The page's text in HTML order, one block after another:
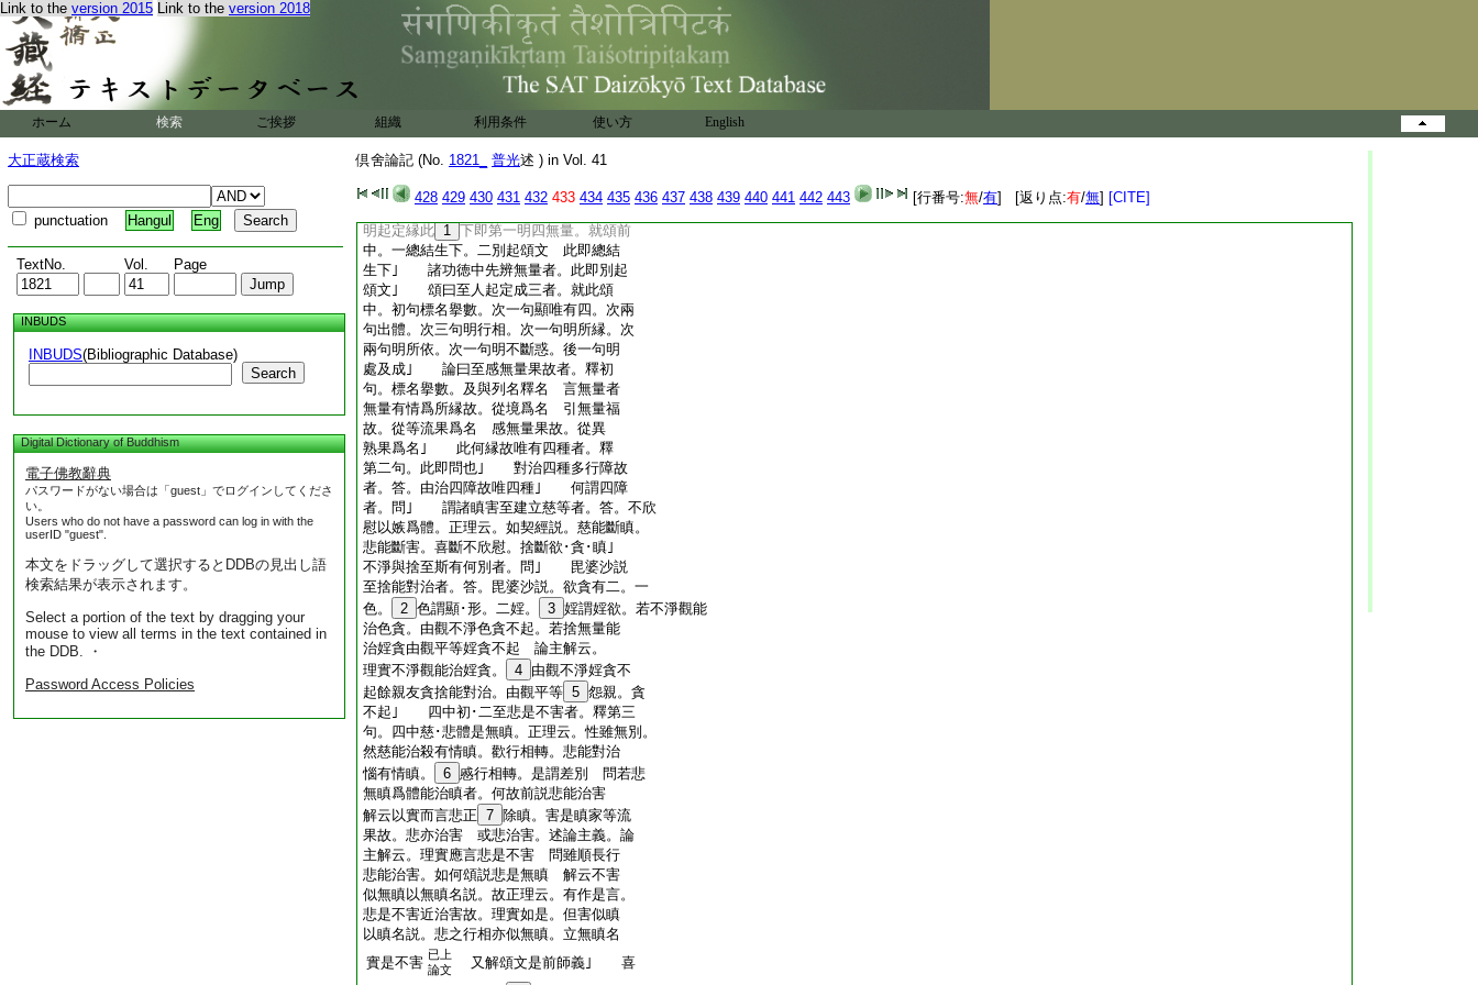
Link to the version 2015 Link to the version 2018
ホーム 検索 ご挨拶 組織 利用条件 使い方 English
大正蔵検索
punctuation Hangul Eng
TextNo. Vol. Page
INBUDS
INBUDS(Bibliographic Database)
Search
Digital Dictionary of Buddhism
電子佛教辭典
パスワードがない場合は「guest」でログインしてくださ
い。
Users who do not have a password can log in with the
userID "guest".
本文をドラッグして選択するとDDBの見出し語
検索結果が表示されます。
Select a portion of the text by dragging your
mouse to view all terms in the text contained in
the DDB. ・
Password Access Policies
倶舍論記 (No. 1821_ 普光述 ) in Vol. 41
428 429 430 431 432 433 434 435 436 437 438 439 440 441 442 443 [行番号:無/有] [返り点:有/無] [CITE]
覺樹
一挍了
卷第二十九
16
17 光述
分別定品第八之二
如是已説至所起功徳者。此下大文第二明
能依功徳。就中。一明四無量。二明八解脱。
三明八勝處。四明十遍處。五明得依身。六
明起定縁此 1 下即第一明四無量。就頌前
中。一總結生下。二別起頌文 此即總結
生下｣ 諸功徳中先辨無量者。此即別起
頌文｣ 頌曰至人起定成三者。就此頌
中。初句標名擧數。次一句顯唯有四。次兩
句出體。次三句明行相。次一句明所縁。次
兩句明所依。次一句明不斷惑。後一句明
處及成｣ 論曰至感無量果故者。釋初
句。標名擧數。及與列名釋名 言無量者
無量有情爲所縁故。從境爲名 引無量福
故。從等流果爲名 感無量果故。從異
熟果爲名｣ 此何縁故唯有四種者。釋
第二句。此即問也｣ 對治四種多行障故
者。答。由治四障故唯四種｣ 何謂四障
者。問｣ 謂諸瞋害至建立慈等者。答。不欣
慰以嫉爲體。正理云。如契經説。慈能斷瞋。
悲能斷害。喜斷不欣慰。捨斷欲･貪･瞋｣
不淨與捨至斯有何別者。問｣ 毘婆沙説
至捨能對治者。答。毘婆沙説。欲貪有二。一
色。
2 色謂顯･形。二婬。 3 婬謂婬欲。若不淨觀能
治色貪。由觀不淨色貪不起。若捨無量能
治婬貪由觀平等婬貪不起 論主解云。
理實不淨觀能治婬貪。
4 由觀不淨婬貪不
起餘親友貪捨能對治。由觀平等 5 怨親。貪
不起｣ 四中初･二至悲是不害者。釋第三
句。四中慈･悲體是無瞋。正理云。性雖無別。
然慈能治殺有情瞋。歡行相轉。悲能對治
惱有情瞋。
6 慼行相轉。是謂差別 問若悲
無瞋爲體能治瞋者。何故前説悲能治害
解云以實而言悲正 7 除瞋。害是瞋家等流
果故。悲亦治害 或悲治害。述論主義。論
主解云。理實應言悲是不害 問雖順長行
悲能治害。如何頌説悲是無瞋 解云不害
似無瞋以無瞋名説。故正理云。有作是言。
悲是不害近治害故。理實如是。但害似瞋
以瞋名説。悲之行相亦似無瞋。立無瞋名
實是不害 已上
論文
又解頌文是前師義｣ 喜